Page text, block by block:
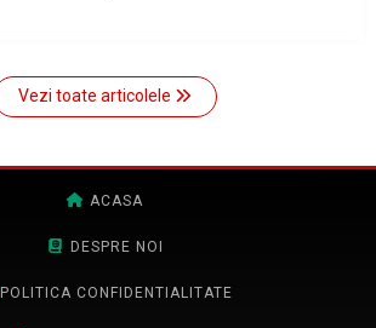
Vezi toate articolele
ACASA
DESPRE NOI
POLITICA CONFIDENTIALITATE